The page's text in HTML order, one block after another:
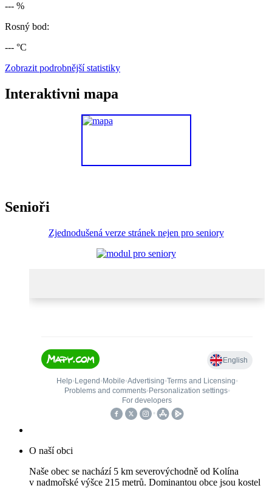
--- %
Rosný bod:
--- °C
Zobrazit podrobnější statistiky
Interaktivni mapa
Senioři
Zjednodušená verze stránek nejen pro seniory
O naší obci
Naše obec se nachází 5 km severovýchodně od Kolína
v nadmořské výšce 215 metrů. Dominantou obce jsou kostel